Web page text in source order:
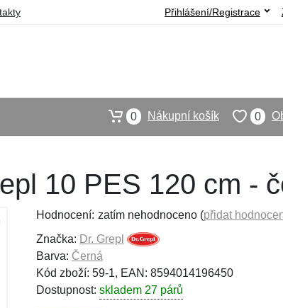
Přihlášení/Registrace
0
0 Nákupní košík
10 PES 120 cm -
Hodnocení: zatím nehodnoceno (přidat
Značka: Dr. Grepl
Barva: Černá
Kód zboží: 59-1, EAN: 8594014196450
Dostupnost: skladem 27 párů